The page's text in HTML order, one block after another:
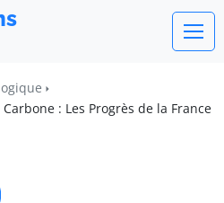
: Les Progrès de la France